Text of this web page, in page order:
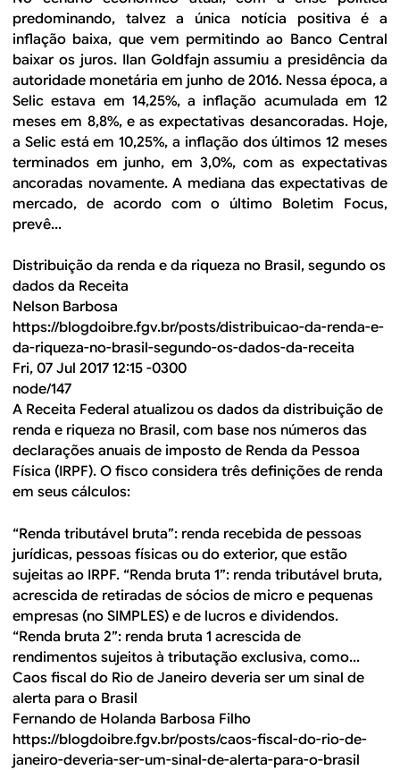
predominando, talvez a única notícia positiva é a
inflação baixa, que vem permitindo ao Banco Central
baixar os juros. Ilan Goldfajn assumiu a presidência da
autoridade monetária em junho de 2016. Nessa época, a
Selic estava em 14,25%, a inflação acumulada em 12
meses em 8,8%, e as expectativas desancoradas. Hoje,
a Selic está em 10,25%, a inflação dos últimos 12 meses
terminados em junho, em 3,0%, com as expectativas
ancoradas novamente. A mediana das expectativas de
mercado, de acordo com o último Boletim Focus,
prevê...
Distribuição da renda e da riqueza no Brasil, segundo os
dados da Receita
Nelson Barbosa
https://blogdoibre.fgv.br/posts/distribuicao-da-renda-e-
da-riqueza-no-brasil-segundo-os-dados-da-receita
Fri, 07 Jul 2017 12:15 -0300
node/147
A Receita Federal atualizou os dados da distribuição de
renda e riqueza no Brasil, com base nos números das
declarações anuais de imposto de Renda da Pessoa
Física (IRPF). O fisco considera três definições de renda
em seus cálculos:
“Renda tributável bruta”: renda recebida de pessoas
jurídicas, pessoas físicas ou do exterior, que estão
sujeitas ao IRPF. “Renda bruta 1”: renda tributável bruta,
acrescida de retiradas de sócios de micro e pequenas
empresas (no SIMPLES) e de lucros e dividendos.
“Renda bruta 2”: renda bruta 1 acrescida de
rendimentos sujeitos à tributação exclusiva, como...
Caos fiscal do Rio de Janeiro deveria ser um sinal de
alerta para o Brasil
Fernando de Holanda Barbosa Filho
https://blogdoibre.fgv.br/posts/caos-fiscal-do-rio-de-
janeiro-deveria-ser-um-sinal-de-alerta-para-o-brasil